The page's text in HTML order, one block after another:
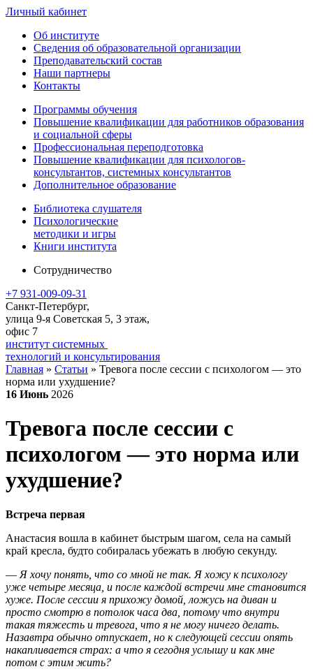
Личный кабинет
Об институте
Сведения об образовательной организации
Преподавательский состав
Наши партнеры
Контакты
Программы обучения
Повышение квалификации для работников образования
и социальной сферы
Профессиональная переподготовка
Повышение квалификации для психологов-
консультантов, системных консультантов
Дополнительное образование
Библиотека слушателя
Психологические
методики и игры
Книги института
Сотрудничество
+7 931-009-09-31
Санкт-Петербург,
улица 9-я Советская 5​, 3 этаж,
офис 7
институт системных
технологий и консультирования
Главная » Статьи » Тревога после сессии с психологом — это
норма или ухудшение?
16 Июнь 2026
Тревога после сессии с
психологом — это норма или
ухудшение?
Встреча первая
Анастасия вошла в кабинет быстрым шагом, села на самый
край кресла, будто собиралась убежать в любую секунду.
— Я хочу понять, что со мной не так. Я хожу к психологу
уже четыре месяца, и после каждой встречи мне становится
хуже. После сессии я прихожу домой, ложусь на диван и
просто смотрю в потолок часа два, потому что внутри
такая тяжесть и тревога, что я не могу ничего делать.
Назавтра обычно отпускает, но к следующей сессии опять
накапливается страх: а что я сегодня услышу и как мне
потом с этим жить?